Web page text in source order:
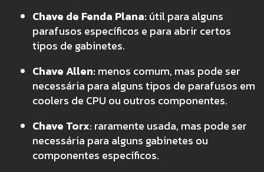
Chave de Fenda Plana:útil para alguns
parafusos específicos e para abrir certos
tipos de gabinetes.
Chave Allen:menos comum, mas pode ser
necessária para alguns tipos de parafusos em
coolers de CPU ou outros componentes.
Chave Torx: raramente usada, mas pode ser
necessária para alguns gabinetes ou
componentes específicos.